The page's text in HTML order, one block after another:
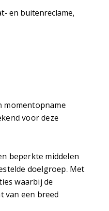
en buitenreclame,
momentopname
voor deze
beperkte middelen
doelgroep. Met
waarbij de
van een breed